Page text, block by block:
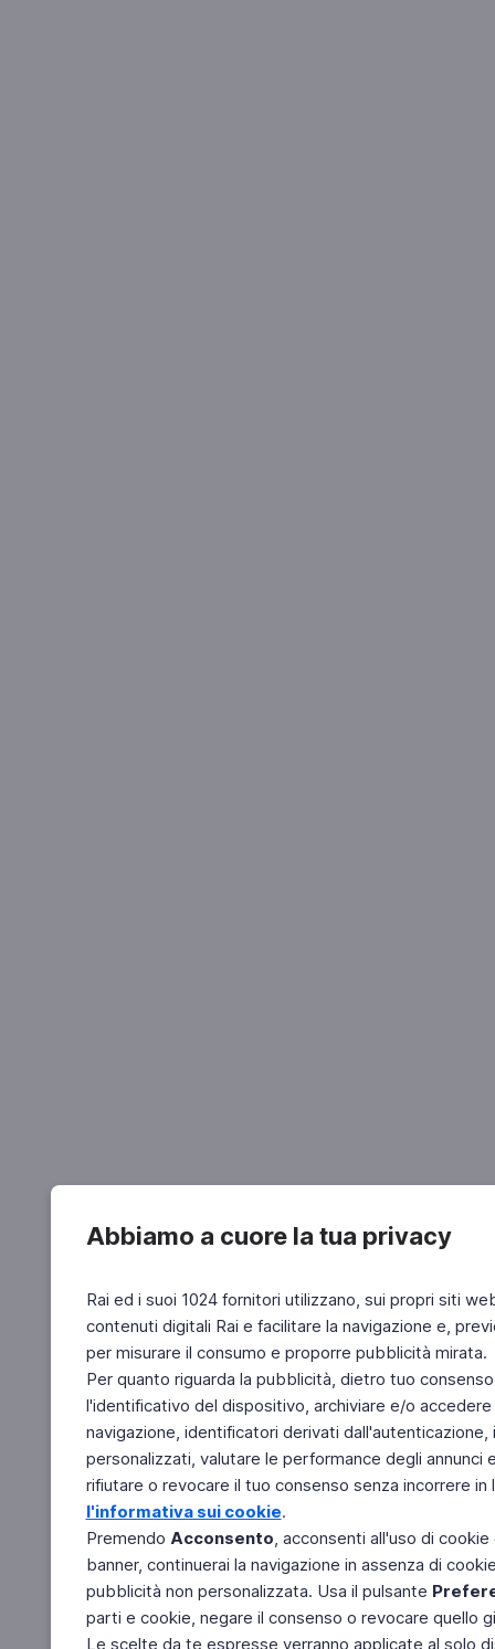
Abbiamo a cuore la tua privacy
Rai ed i suoi 1024 fornitori utilizzano, sui propri siti
contenuti digitali Rai e facilitare la navigazione e,
per misurare il consumo e proporre pubblicità mirata.
Per quanto riguarda la pubblicità, dietro tuo
l'identificativo del dispositivo, archiviare e/o
navigazione, identificatori derivati
personalizzati, valutare le performance degli
rifiutare o revocare il tuo consenso senza incorrere
l'informativa sui cookie.
Premendo Acconsento, acconsenti all'uso di
banner, continuerai la navigazione in assenza di
pubblicità non personalizzata. Usa il pulsante
parti e cookie, negare il consenso o revocare quello
Le scelte da te espresse verranno applicate al solo